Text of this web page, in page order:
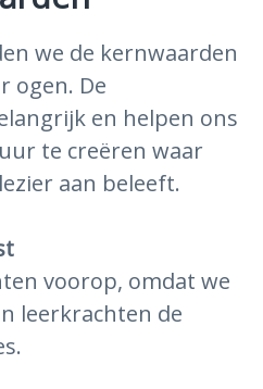
we de kernwaarden
ogen. De
en helpen ons
te creëren waar
aan beleeft.
voorop, omdat we
leerkrachten de